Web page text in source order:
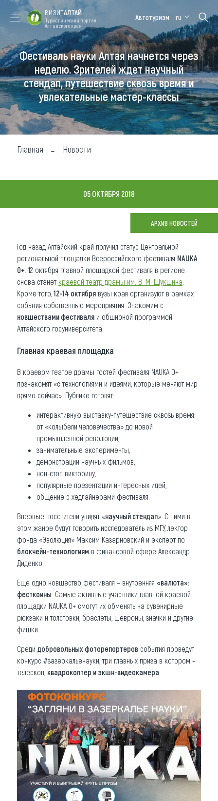
Форум VISIT
ALTAI
Цветение
маральника
Медицинский
форум
Алтайская
зимовка
Туры
Где побывать
Чем заняться
Где остановиться
О регионе
Коллекция впечатлений
Другие рубрики
ВИЗИТАЛТАЙ
Туристический портал
Алтайского края
Автотуризм ru
Фестиваль науки Алтая начнется через
неделю. Зрителей ждет научный
стендап, путешествие сквозь время и
увлекательные мастер-классы
Главная Новости
05 ОКТЯБРЯ 2018
АРХИВ НОВОСТЕЙ
Год назад Алтайский край получил статус Центральной
региональной площадки Всероссийского фестиваля NAUKA
0+ . 12 октября главной площадкой фестиваля в регионе
снова станет краевой театр драмы им. В. М. Шукшина
Кроме того, 12-14 октября вузы края организуют в рамках
события собственные мероприятия. Знакомим с
новшествами фестиваля и обширной программой
Алтайского госуниверситета.
Главная краевая площадка
В краевом театре драмы гостей фестиваля NAUKA 0+
познакомят «с технологиями и идеями, которые меняют мир
прямо сейчас». Публике готовят:
интерактивную выставку-путешествие сквозь время:
от «колыбели человечества» до новой
промышленной революции,
занимательные эксперименты,
демонстрации научных фильмов,
нон-стоп викторину,
популярные презентации интересных идей,
общение с хедлайнерами фестиваля.
Впервые посетители увидят «научный стендап». С ними в
этом жанре будут говорить исследователь из МГУ, лектор
фонда «Эволюция» Максим Казарновский и эксперт по
блокчейн-технологиям в финансовой сфере Александр
Диденко.
Еще одно новшество фестиваля – внутренняя «валюта»:
фесткоины . Самые активные участники главной краевой
площадки NAUKA 0+ смогут их обменять на сувенирные
рюкзаки и толстовки, браслеты, шевроны, значки и другие
фишки.
Среди добровольных фоторепортеров события проведут
конкурс #зазеркальенауки, три главных приза в котором –
телескоп, квадрокоптер и экшн-видеокамера